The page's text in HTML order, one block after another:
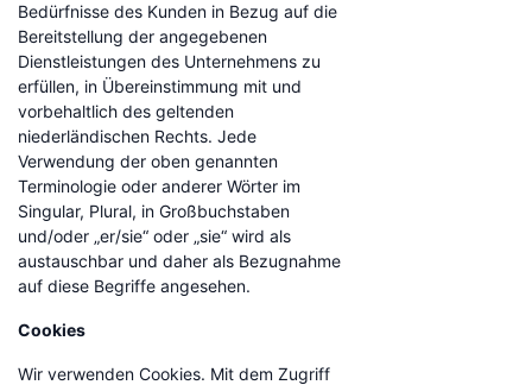
Bedürfnisse des Kunden in Bezug auf die
Bereitstellung der angegebenen
Dienstleistungen des Unternehmens zu
erfüllen, in Übereinstimmung mit und
vorbehaltlich des geltenden
niederländischen Rechts. Jede
Verwendung der oben genannten
Terminologie oder anderer Wörter im
Singular, Plural, in Großbuchstaben
und/oder „er/sie“ oder „sie“ wird als
austauschbar und daher als Bezugnahme
auf diese Begriffe angesehen.
Cookies
Wir verwenden Cookies. Mit dem Zugriff